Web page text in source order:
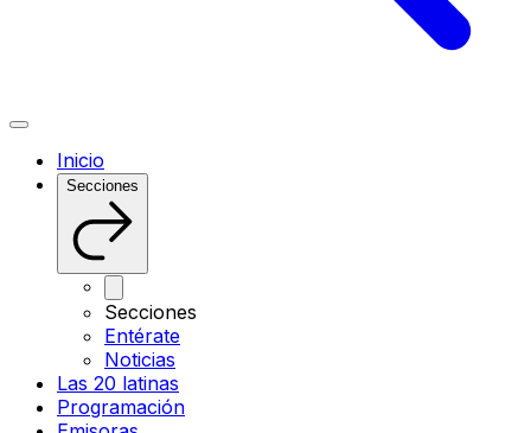
Inicio
Secciones
Secciones
Entérate
Noticias
Las 20 latinas
Programación